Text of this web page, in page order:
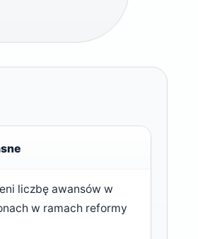
liczbę awansów w
w ramach reformy